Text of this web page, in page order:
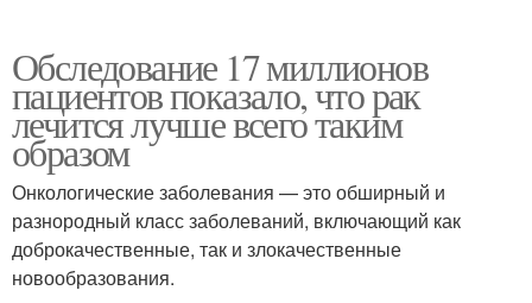
Обследование 17 миллионов
пациентов показало, что рак
лечится лучше всего таким
образом
Онкологические заболевания — это обширный и
разнородный класс заболеваний, включающий как
доброкачественные, так и злокачественные
новообразования.